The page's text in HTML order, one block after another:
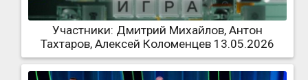
Участники: Дмитрий Михайлов, Антон
Тахтаров, Алексей Коломенцев 13.05.2026